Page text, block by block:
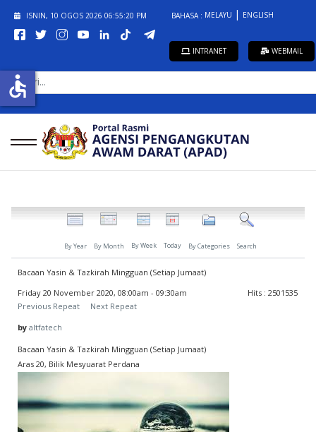
ISNIN, 10 OGOS 2026 06:55:20 PM BAHASA : MELAYU ENGLISH
INTRANET WEBMAIL
CARI...
By Year By Month By Week Today By Categories Search
Bacaan Yasin & Tazkirah Mingguan (Setiap Jumaat)
Friday 20 November 2020, 08:00am - 09:30am
Previous Repeat
Next Repeat
Hits : 2501535
by altfatech
Bacaan Yasin & Tazkirah Mingguan (Setiap Jumaat)
Aras 20, Bilik Mesyuarat Perdana
accessible